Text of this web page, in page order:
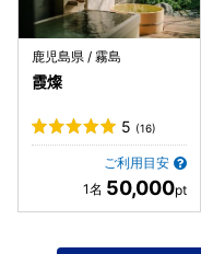
鹿児島県 / 霧島
霞燦
5 (16)
ご利用目安
50,000